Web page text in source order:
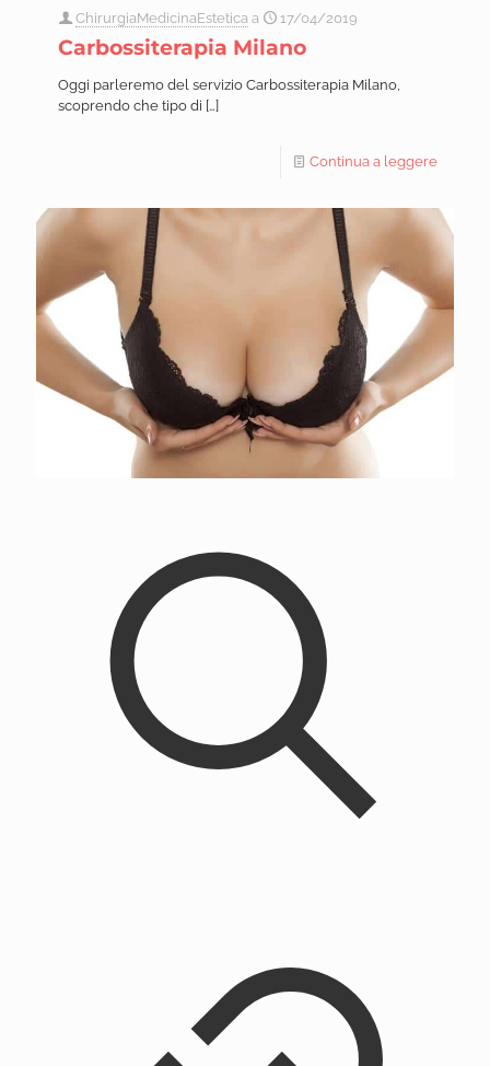
ChirurgiaMedicinaEstetica a 17/04/2019
Carbossiterapia Milano
Oggi parleremo del servizio Carbossiterapia Milano,
scoprendo che tipo di […]
Continua a leggere